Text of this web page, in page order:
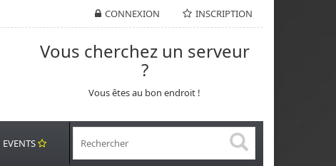
CONNEXION INSCRIPTION
Vous cherchez un serveur
?
Vous êtes au bon endroit !
EVENTS